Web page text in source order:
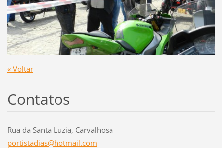
« Voltar
Contatos
Rua da Santa Luzia, Carvalhosa
portistadias@hotmail.com